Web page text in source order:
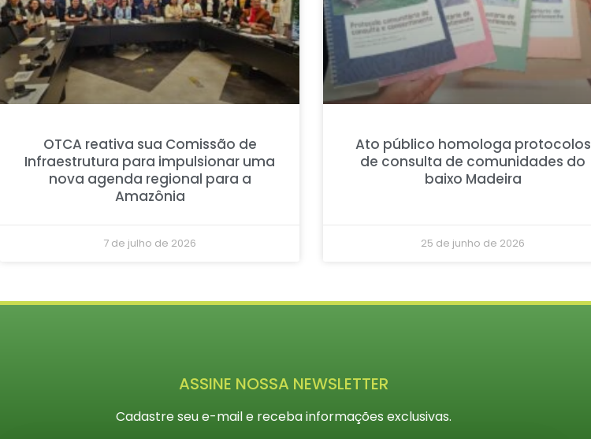
OTCA reativa sua Comissão de
Infraestrutura para impulsionar uma
nova agenda regional para a
Amazônia
7 de julho de 2026
Ato público homologa protocolos
de consulta de comunidades do
baixo Madeira
25 de junho de 2026
ASSINE NOSSA NEWSLETTER
Cadastre seu e-mail e receba informações exclusivas.